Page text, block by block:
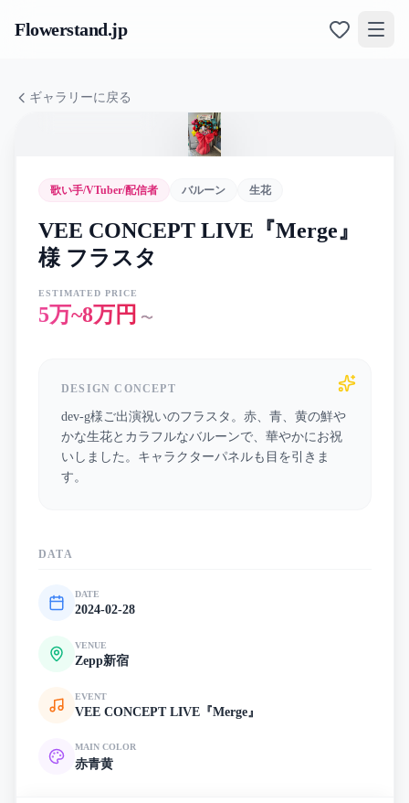
Flowerstand.jp
ギャラリーに戻る
歌い手/VTuber/配信者 バルーン 生花
VEE CONCEPT LIVE『Merge』
様 フラスタ
ESTIMATED PRICE
5万~8万円 〜
DESIGN CONCEPT
dev-g様ご出演祝いのフラスタ。赤、青、黄の鮮や
かな生花とカラフルなバルーンで、華やかにお祝
いしました。キャラクターパネルも目を引きま
す。
DATA
DATE
2024-02-28
VENUE
Zepp新宿
EVENT
VEE CONCEPT LIVE『Merge』
MAIN COLOR
赤青黄